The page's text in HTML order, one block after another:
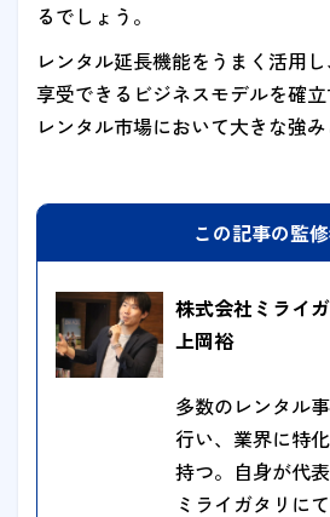
るでしょう。
レンタル延長機能をうまく活用
享受できるビジネスモデルを確
レンタル市場において大きな強み
この記事の監
株式会社ミライ
上岡裕
多数のレンタル
行い、業界に特
持つ。自身が代
ミライガタリに